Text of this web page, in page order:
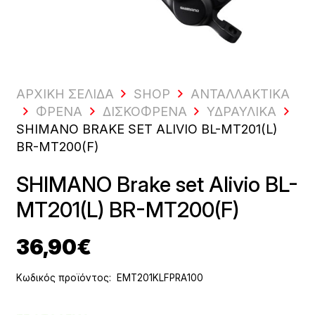
ΑΡΧΙΚΗ ΣΕΛΙΔΑ SHOP
ΑΝΤΑΛΛΑΚΤΙΚΆ
ΦΡΈΝΑ
ΔΙΣΚΌΦΡΕΝΑ
ΥΔΡΑΥΛΙΚΆ
SHIMANO BRAKE SET ALIVIO BL-MT201(L)
BR-MT200(F)
SHIMANO Brake set Alivio BL-
MT201(L) BR-MT200(F)
36,90€
Κωδικός προϊόντος: EMT201KLFPRA100